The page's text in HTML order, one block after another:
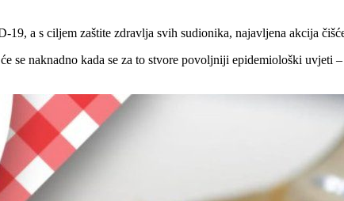
a s ciljem zaštite zdravlja svih sudionika, najavljena akcija
naknadno kada se za to stvore povoljniji epidemiološki uvjeti